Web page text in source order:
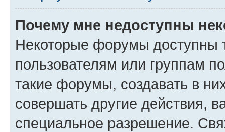
Почему мне недоступны
Некоторые форумы доступны
пользователям или группам
такие форумы, создавать в
совершать другие действия,
специальное разрешение.